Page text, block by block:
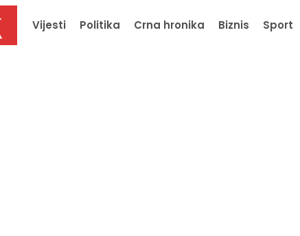
Vijesti Politika Crna hronika Biznis Sport